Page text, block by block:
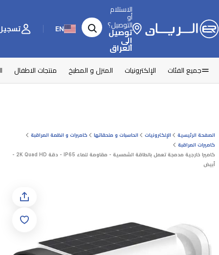
الاستلام
أو
التوصيل؟
توصيل
إلى
العراق
EN تسجيل
جميع الفئات الإلكترونيات المنزل و المطبخ منتجات الاطفال
الصفحة الرئيسية الإلكترونيات الحاسبات و ملحقاتها
كاميرات و انظمة المراقبة
كاميرات المراقبة
كاميرا خارجية مدمجة تعمل بالطاقة الشمسية - مقاومة للماء IP65 - دقة 2K Quad HD -
أبيض